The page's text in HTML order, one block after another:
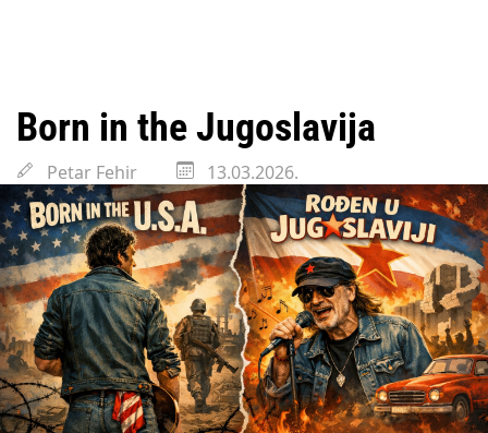
Born in the Jugoslavija
Petar Fehir 13.03.2026.